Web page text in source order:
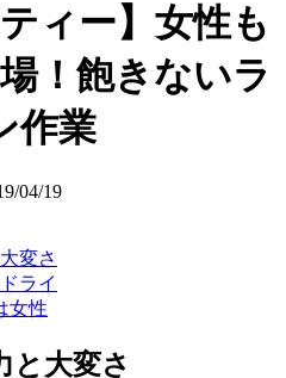
ィー】女性も
！飽きないラ
作業
04/19
変さ
ライ
女性
と大変さ